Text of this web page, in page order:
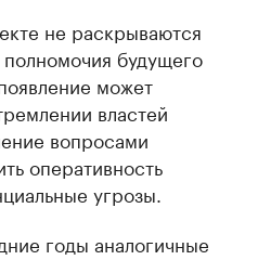
не раскрываются
будущего
может
властей
вопросами
оперативность
угрозы.
годы аналогичные